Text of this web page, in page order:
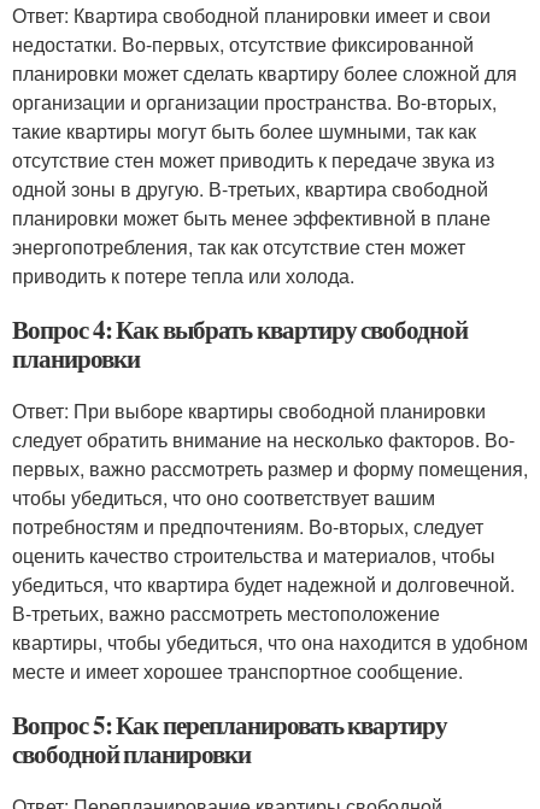
Ответ: Квартира свободной планировки имеет и свои
недостатки. Во-первых, отсутствие фиксированной
планировки может сделать квартиру более сложной для
организации и организации пространства. Во-вторых,
такие квартиры могут быть более шумными, так как
отсутствие стен может приводить к передаче звука из
одной зоны в другую. В-третьих, квартира свободной
планировки может быть менее эффективной в плане
энергопотребления, так как отсутствие стен может
приводить к потере тепла или холода.
Вопрос 4: Как выбрать квартиру свободной
планировки
Ответ: При выборе квартиры свободной планировки
следует обратить внимание на несколько факторов. Во-
первых, важно рассмотреть размер и форму помещения,
чтобы убедиться, что оно соответствует вашим
потребностям и предпочтениям. Во-вторых, следует
оценить качество строительства и материалов, чтобы
убедиться, что квартира будет надежной и долговечной.
В-третьих, важно рассмотреть местоположение
квартиры, чтобы убедиться, что она находится в удобном
месте и имеет хорошее транспортное сообщение.
Вопрос 5: Как перепланировать квартиру
свободной планировки